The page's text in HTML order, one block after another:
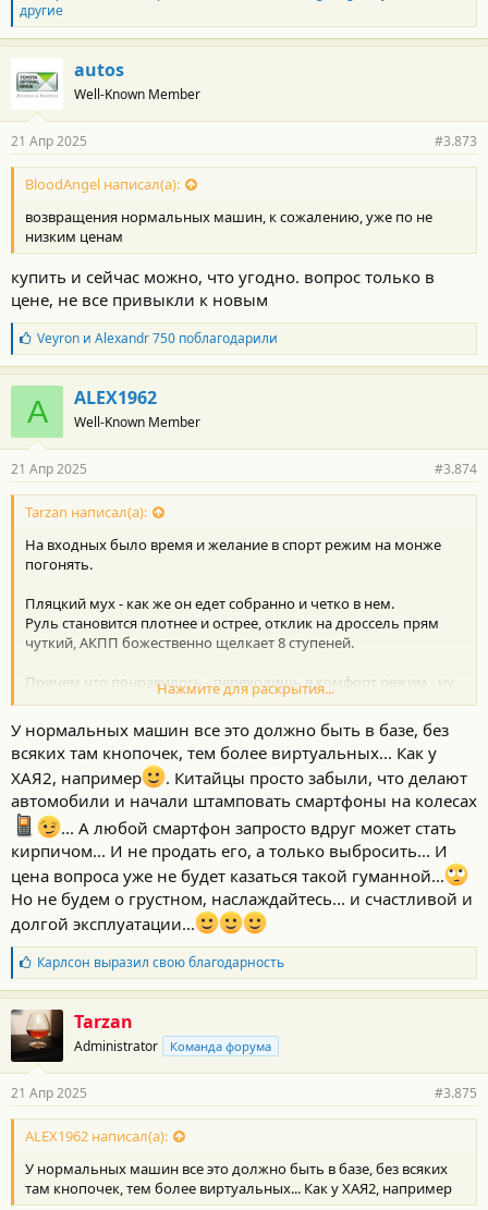
л
а
г
д
а
р
о
с
т
:
другие
autos
Well-Known Member
21 Апр 2025 #3.873
BloodAngel написал(а):
возвращения нормальных машин, к сожалению, уже по не
низким ценам
купить и сейчас можно, что угодно. вопрос только в
цене, не все привыкли к новым
Б
л
а
г
о
д
а
н
о
с
и
:
Veyronи Alexandr 750поблагодарили
A ALEX1962
Well-Known Member
21 Апр 2025 #3.874
Tarzan написал(а):
На входных было время и желание в спорт режим на монже
погонять.
Пляцкий мух - как же он едет собранно и четко в нем.
Руль становится плотнее и острее, отклик на дроссель прям
чуткий, АКПП божественно щелкает 8 ступеней.
Причем что понравилось - переходишь в комфорт режим - ну
вылетая тойота Стайлз по стилю управления.
Нравится мне что кнопочки и режимы работают как задумано.
Нажмите для раскрытия...
У нормальных машин все это должно быть в базе, без
всяких там кнопочек, тем более виртуальных... Как у
ХАЯ2, например
. Китайцы просто забыли, что делают
автомобили и начали штамповать смартфоны на колесах
... А любой смартфон запросто вдруг может стать
кирпичом... И не продать его, а только выбросить... И
цена вопроса уже не будет казаться такой гуманной...
Но не будем о грустном, наслаждайтесь... и счастливой и
долгой эксплуатации...
Б
л
а
г
о
д
а
н
о
с
и
:
Карлсон выразил свою благодарность
Tarzan
Administrator Команда форума
21 Апр 2025 #3.875
ALEX1962 написал(а):
У нормальных машин все это должно быть в базе, без всяких
там кнопочек, тем более виртуальных... Как у ХАЯ2, например